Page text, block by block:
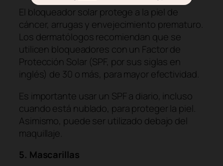
El bloqueador solar protege a la piel de
cáncer, arrugas y envejecimiento prematuro.
Los dermatólogos recomiendan que se
utilicen bloqueadores con un Factor de
Protección Solar (SPF, por sus siglas en
inglés) de 30 o más, para mayor efectividad.
Es importante usar un SPF a diario, incluso
cuando está nublado, para proteger la piel.
Asimismo, puede ser utilizado debajo del
maquillaje.
5. Mascarillas